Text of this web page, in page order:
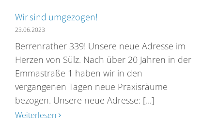
Wir sind umgezogen!
23.06.2023
Berrenrather 339! Unsere neue Adresse im
Herzen von Sülz. Nach über 20 Jahren in der
Emmastraße 1 haben wir in den
vergangenen Tagen neue Praxisräume
bezogen. Unsere neue Adresse: [...]
Weiterlesen